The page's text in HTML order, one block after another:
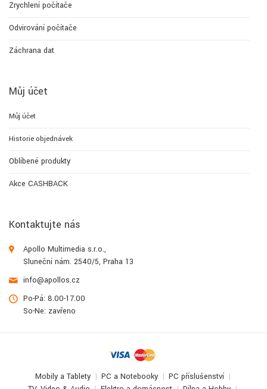
Zrychlení počítače
Odvirování počítače
Záchrana dat
Můj účet
Můj účet
Historie objednávek
Oblíbené produkty
Akce CASHBACK
Kontaktujte nás
Apollo Multimedia s.r.o.,
Sluneční nám. 2540/5, Praha 13
info@apollos.cz
Po-Pá: 8.00-17.00
So-Ne: zavřeno
Mobily a Tablety PC a Notebooky
PC příslušenství